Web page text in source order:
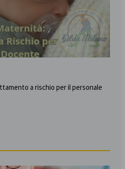
a rischio per il personale